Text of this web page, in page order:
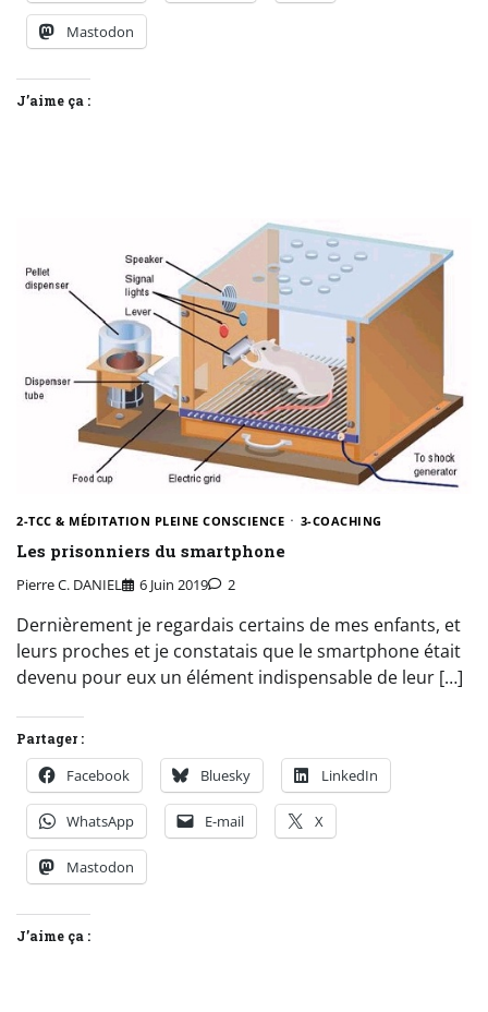
Mastodon
J’aime ça :
2-TCC & MÉDITATION PLEINE CONSCIENCE 3-COACHING
Les prisonniers du smartphone
Pierre C. DANIEL 6 Juin 2019 2
Dernièrement je regardais certains de mes enfants, et
leurs proches et je constatais que le smartphone était
devenu pour eux un élément indispensable de leur […]
Partager :
Facebook Bluesky LinkedIn
WhatsApp E-mail X
Mastodon
J’aime ça :